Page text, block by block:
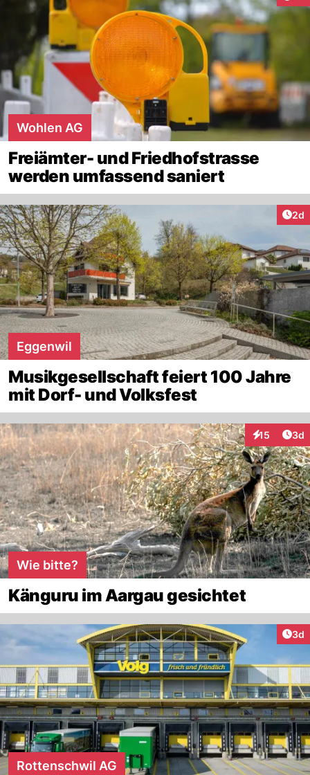
Wohlen AG
Freiämter- und Friedhofstrasse
werden umfassend saniert
2d
Eggenwil
Musikgesellschaft feiert 100 Jahre
mit Dorf- und Volksfest
15
Interaktionen
3d
Wie bitte?
Känguru im Aargau gesichtet
3d
Rottenschwil AG